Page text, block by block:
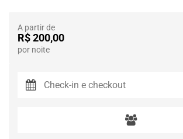
A partir de
R$ 200,00
por noite